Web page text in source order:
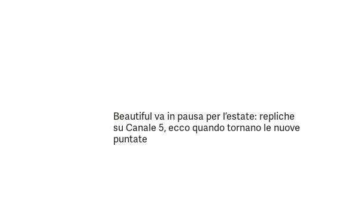
Beautiful va in pausa per l’estate: repliche
su Canale 5, ecco quando tornano le nuove
puntate